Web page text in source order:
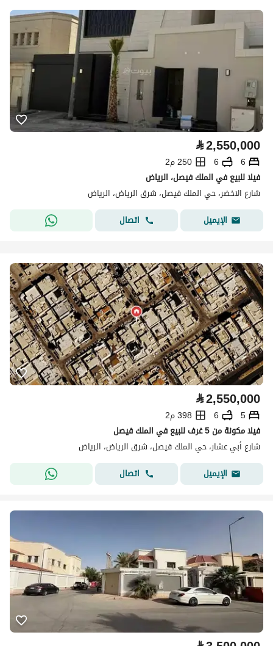
⃁2,550,000
6
6
250 م2
فيلا للبيع في الملك فيصل، الرياض
شارع الاخضر، حي الملك فيصل، شرق الرياض، الرياض
الإيميل
اتصال
⃁2,550,000
5
6
398 م2
فيلا مكونة من 5 غرف للبيع في الملك فيصل
شارع أبي عشار، حي الملك فيصل، شرق الرياض، الرياض
الإيميل
اتصال